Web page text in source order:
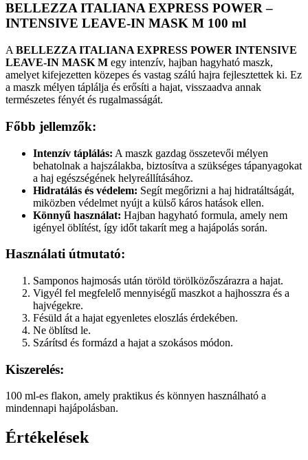
BELLEZZA ITALIANA EXPRESS POWER –
INTENSIVE LEAVE-IN MASK M 100 ml
A BELLEZZA ITALIANA EXPRESS POWER INTENSIVE
LEAVE-IN MASK M egy intenzív, hajban hagyható maszk,
amelyet kifejezetten közepes és vastag szálú hajra fejlesztettek ki. Ez
a maszk mélyen táplálja és erősíti a hajat, visszaadva annak
természetes fényét és rugalmasságát.
Főbb jellemzők:
Intenzív táplálás: A maszk gazdag összetevői mélyen
behatolnak a hajszálakba, biztosítva a szükséges tápanyagokat
a haj egészségének helyreállításához.
Hidratálás és védelem: Segít megőrizni a haj hidratáltságát,
miközben védelmet nyújt a külső káros hatások ellen.
Könnyű használat: Hajban hagyható formula, amely nem
igényel öblítést, így időt takarít meg a hajápolás során.
Használati útmutató:
Samponos hajmosás után töröld törölközőszárazra a hajat.
Vigyél fel megfelelő mennyiségű maszkot a hajhosszra és a
hajvégekre.
Fésüld át a hajat egyenletes eloszlás érdekében.
Ne öblítsd le.
Szárítsd és formázd a hajat a szokásos módon.
Kiszerelés:
100 ml-es flakon, amely praktikus és könnyen használható a
mindennapi hajápolásban.
Értékelések